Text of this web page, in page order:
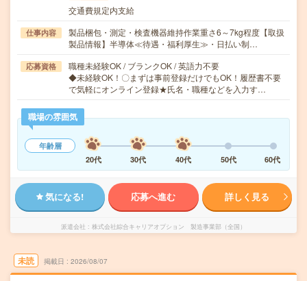
交通費規定内支給
仕事内容
製品梱包・測定・検査機器維持作業重さ6～7kg程度【取扱
製品情報】半導体≪待遇・福利厚生≫・日払い制…
応募資格
職種未経験OK / ブランクOK / 英語力不要
◆未経験OK！〇まずは事前登録だけでもOK！履歴書不要
で気軽にオンライン登録★氏名・職種などを入力す…
職場の雰囲気
年齢層
20代
30代 40代 50代 60代
気になる! 応募へ進む 詳しく見る
派遣会社 株式会社綜合キャリアオプション 製造事業部（全国）
未読 掲載日 2026/08/07